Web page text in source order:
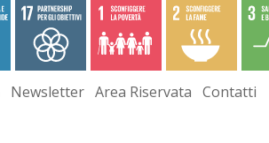
Newsletter Area Riservata Contatti